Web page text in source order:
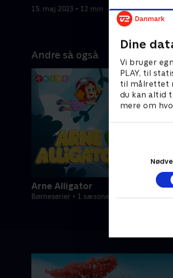
Dine
Vi bruger
PLAY, til
til målrettet
du kan altid
mere om
15. maj 2023 • 12 min
Andre så også
Arne Alligator
Børneserier • 1 sæsoner